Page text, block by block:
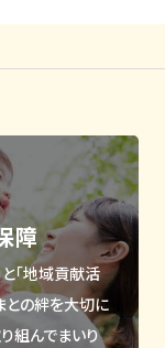
障
「地域貢献活
との絆を大切に
組んでまいり